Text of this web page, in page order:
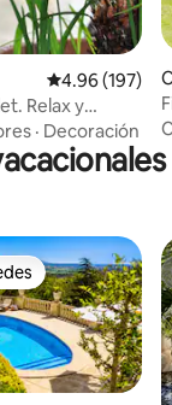
Calificación
4.96 (197)
Relax y
· Decoración
preferido